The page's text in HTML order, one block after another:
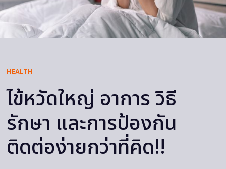
HEALTH
ไข้หวัดใหญ่ อาการ วิธี
รักษา และการป้องกัน
ติดต่อง่ายกว่าที่คิด!!